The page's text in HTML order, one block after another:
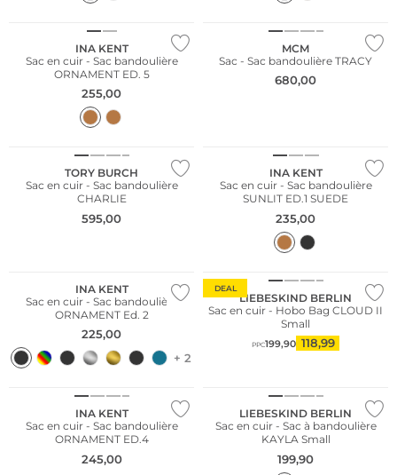
INA KENT
Sac en cuir - Sac bandoulière
ORNAMENT ED. 5
255,00
MCM
Sac - Sac bandoulière TRACY
680,00
TORY BURCH
Sac en cuir - Sac bandoulière
CHARLIE
595,00
INA KENT
Sac en cuir - Sac bandoulière
SUNLIT ED.1 SUEDE
235,00
INA KENT
Sac en cuir - Sac bandoulière
ORNAMENT Ed. 2
225,00
+ 2
DEAL
LIEBESKIND BERLIN
Sac en cuir - Hobo Bag CLOUD II
Small
PPC199,90 118,99
Nous ♡ Autriche
INA KENT
Sac en cuir - Sac bandoulière
ORNAMENT ED.4
245,00
LIEBESKIND BERLIN
Sac en cuir - Sac à bandoulière
KAYLA Small
199,90